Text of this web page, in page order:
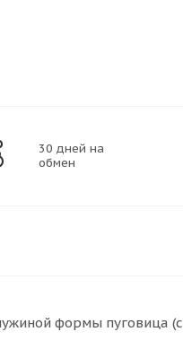
30 дней на
обмен
формы пуговица